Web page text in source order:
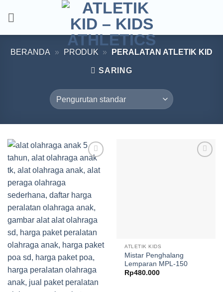
BERANDA » PRODUK » PERALATAN ATLETIK KID
SARING
wishlist
ATLETIK KIDS
Mistar Penghalang
Lemparan MPL-150
Rp480.000